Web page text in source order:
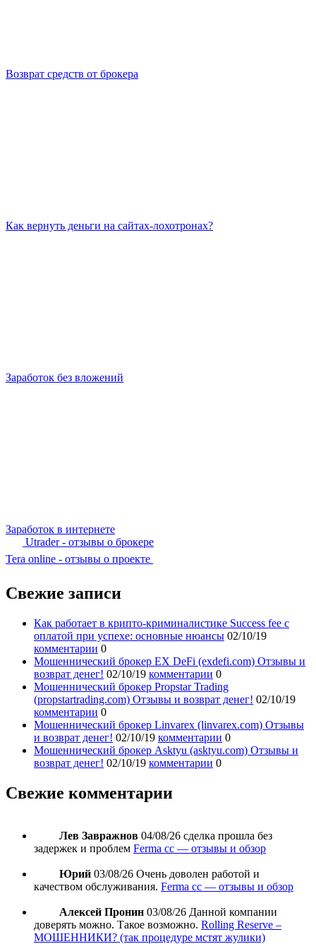
Возврат средств от брокера
Как вернуть деньги на сайтах-лохотронах?
Заработок без вложений
Заработок в интернете
Utrader - отзывы о брокере
Tera online - отзывы о проекте
Свежие записи
Как работает в крипто-криминалистике Success fee с
оплатой при успехе: основные нюансы 02/10/19
комментарии 0
Мошеннический брокер EX DeFi (exdefi.com) Отзывы и
возврат денег! 02/10/19 комментарии 0
Мошеннический брокер Propstar Trading
(propstartrading.com) Отзывы и возврат денег! 02/10/19
комментарии 0
Мошеннический брокер Linvarex (linvarex.com) Отзывы
и возврат денег! 02/10/19 комментарии 0
Мошеннический брокер Asktyu (asktyu.com) Отзывы и
возврат денег! 02/10/19 комментарии 0
Свежие комментарии
Лев Завражнов 04/08/26 сделка прошла без
задержек и проблем Ferma cc — отзывы и обзор
Юрий 03/08/26 Очень доволен работой и
качеством обслуживания. Ferma cc — отзывы и обзор
Алексей Пронин 03/08/26 Данной компании
доверять можно. Такое возможно. Rolling Reserve –
МОШЕННИКИ? (так процедуре мстят жулики)